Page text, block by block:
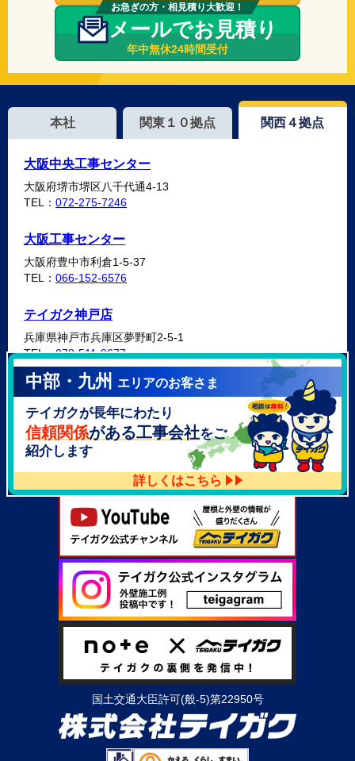
お急ぎの方・相見積り大歓迎！
メールでお見積り
年中無休24時間受付
本社 関東１０拠点 関西４拠点
大阪中央工事センター
大阪府堺市堺区八千代通4-13
TEL： 072-275-7246
大阪工事センター
大阪府豊中市利倉1-5-37
TEL： 066-152-6576
テイガク神戸店
兵庫県神戸市兵庫区夢野町2-5-1
TEL：078-511-9677
テイガク泉北・泉南店
大阪府泉北郡忠岡町高月南3-14
TEL：072-521-2637
中部・九州 エリアのお客さま
テイガクが長年にわたり
信頼関係がある工事会社をご
紹介します
詳しくはこちら
国土交通大臣許可(般-5)第22950号